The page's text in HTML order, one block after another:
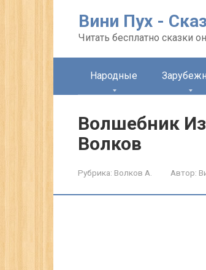
Вини Пух -
Читать бесплатно сказки
Народные
Волшебник
Волков
Рубрика: Волков А. Автор: